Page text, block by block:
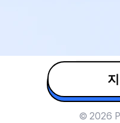
© 2026